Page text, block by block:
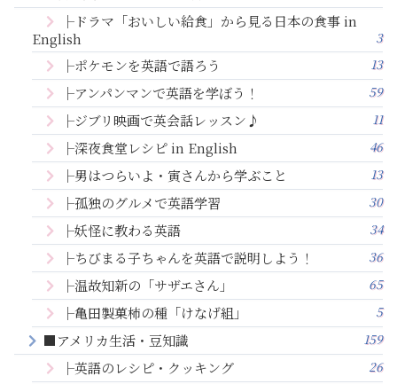
├ドラマ「おいしい給食」から見る日本の食事 in
English
3
├ポケモンを英語で語ろう 13
├アンパンマンで英語を学ぼう！ 59
├ジブリ映画で英会話レッスン♪ 11
├深夜食堂レシピ in English 46
├男はつらいよ・寅さんから学ぶこと 13
├孤独のグルメで英語学習 30
├妖怪に教わる英語 34
├ちびまる子ちゃんを英語で説明しよう！ 36
├温故知新の「サザエさん」 65
├亀田製菓柿の種「けなげ組」 5
■アメリカ生活・豆知識 159
├英語のレシピ・クッキング 26